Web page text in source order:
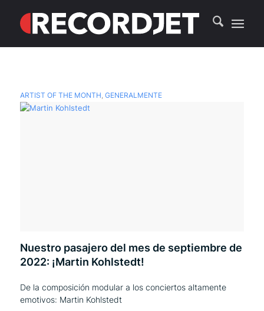
ARTIST OF THE MONTH, GENERALMENTE
Nuestro pasajero del mes de septiembre de
2022: ¡Martin Kohlstedt!
De la composición modular a los conciertos altamente
emotivos: Martin Kohlstedt